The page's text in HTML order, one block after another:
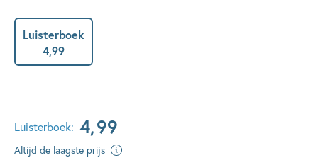
Luisterboek
4,99
Luisterboek: 4,99
Altijd de laagste prijs